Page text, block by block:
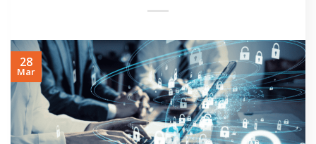
28
Mar